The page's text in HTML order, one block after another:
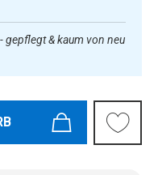
gepflegt & kaum von neu